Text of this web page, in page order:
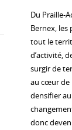
Du Praille-
Bernex,
tout le
d’activité,
surgir de
au cœur de
densifier au
donc